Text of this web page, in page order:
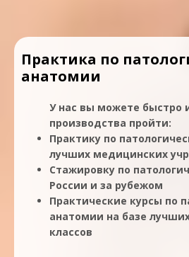
Практика по
анатомии
У нас вы можете быстро
производства пройти:
Практику по
лучших медицинских
Стажировку по
России и за рубежом
Практические курсы по
анатомии на базе
классов